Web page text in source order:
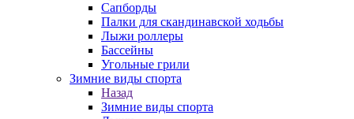
Сапборды
Палки для скандинавской ходьбы
Лыжи роллеры
Бассейны
Угольные грили
Зимние виды спорта
Назад
Зимние виды спорта